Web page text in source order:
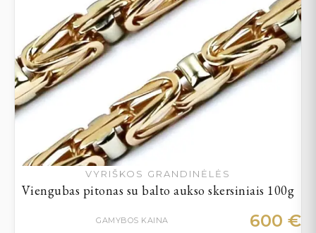
VYRIŠKOS GRANDINĖLĖS
Viengubas pitonas su balto aukso skersiniais 100g
GAMYBOS KAINA 600 €